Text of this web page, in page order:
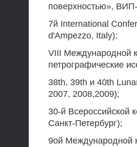
поверхностью»,
7й International
d'Ampezzo, Italy);
VIII Международной
петрографические
38th, 39th и 40th
2007, 2008,2009);
30-й Всероссийской
Санкт-Петербург);
9ой Международной